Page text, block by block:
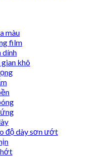
màu
film
dính
khô
độ dày sơn ướt